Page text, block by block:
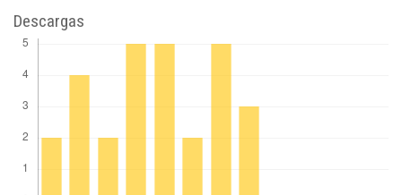
Descargas